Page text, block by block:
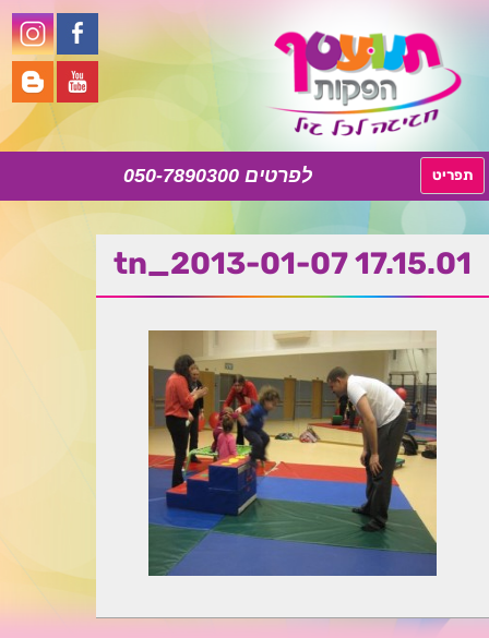
050-7890300 תפריט
לתוכן
tn_2013-01-07 17.15.01